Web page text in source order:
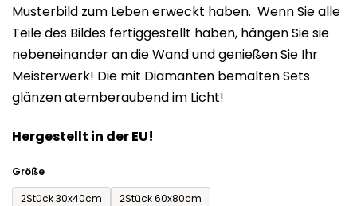
Musterbild zum Leben erweckt haben. Wenn Sie alle
Teile des Bildes fertiggestellt haben, hängen Sie sie
nebeneinander an die Wand und genießen Sie Ihr
Meisterwerk! Die mit Diamanten bemalten Sets
glänzen atemberaubend im Licht!
Hergestellt in der EU!
Größe
2Stück 30x40cm
2Stück 60x80cm